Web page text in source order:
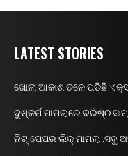
LATEST STORIES
ଖୋଲା ଆକାଶ ତଳେ ପଡିଛି
ଦୁଷ୍କର୍ମ ମାମଲାରେ ବରିଷ୍ଠ
ନିଟ୍ ପେପର ଲିକ୍ ମାମଲା :ସବୁ